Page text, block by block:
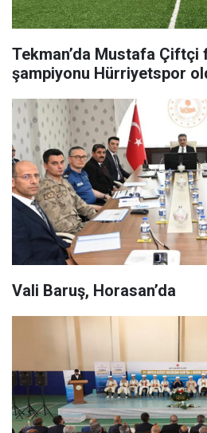
Tekman’da Mustafa Çiftçi
şampiyonu Hürriyetspor
Vali Baruş, Horasan’da